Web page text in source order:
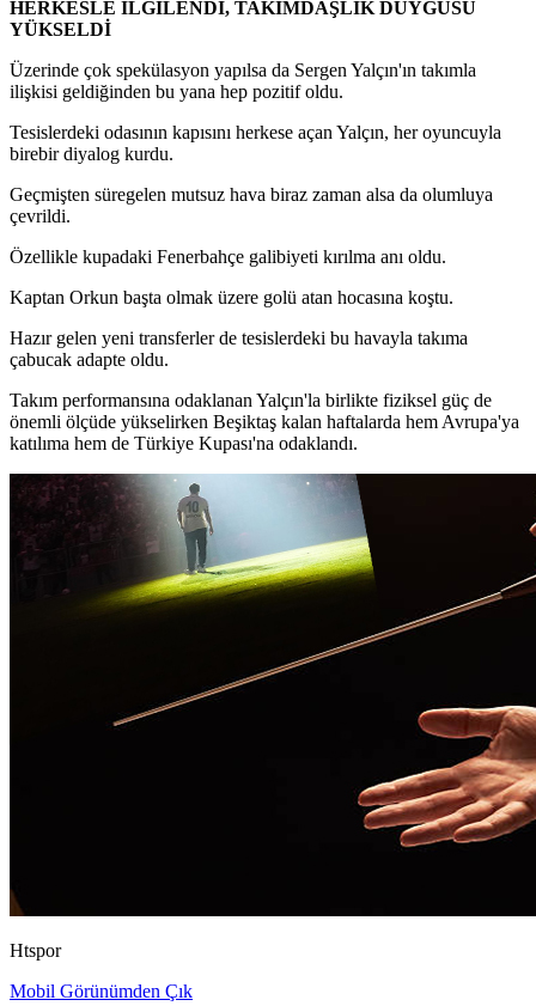
HERKESLE İLGİLENDİ, TAKIMDAŞLIK DUYGUSU
YÜKSELDİ
Üzerinde çok spekülasyon yapılsa da Sergen Yalçın'ın takımla
ilişkisi geldiğinden bu yana hep pozitif oldu.
Tesislerdeki odasının kapısını herkese açan Yalçın, her oyuncuyla
birebir diyalog kurdu.
Geçmişten süregelen mutsuz hava biraz zaman alsa da olumluya
çevrildi.
Özellikle kupadaki Fenerbahçe galibiyeti kırılma anı oldu.
Kaptan Orkun başta olmak üzere golü atan hocasına koştu.
Hazır gelen yeni transferler de tesislerdeki bu havayla takıma
çabucak adapte oldu.
Takım performansına odaklanan Yalçın'la birlikte fiziksel güç de
önemli ölçüde yükselirken Beşiktaş kalan haftalarda hem Avrupa'ya
katılıma hem de Türkiye Kupası'na odaklandı.
Htspor
Mobil Görünümden Çık